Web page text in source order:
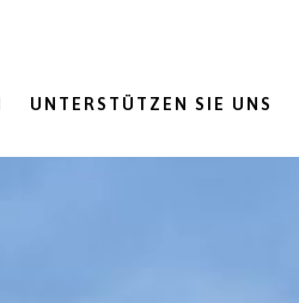
UNTERSTÜTZEN SIE UNS